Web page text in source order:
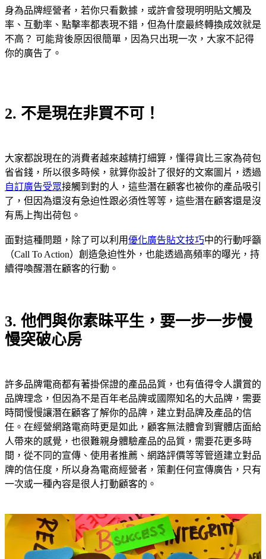
身為品牌經營者，若你只看數據，或許會發現明明貼文觸及
率、互動率、點擊率都表現不錯，但為什麼最終轉換成效就是
不高？ 可能背後原因很簡單，因為只出現一次，大家不記得
你的廣告了。
2. 不是現在非買不可！
大家都說現在的消費者越來越精打細算，懂得貨比三家為荷包
省省錢，所以很多時候，就算你設計了很好的文案圖片，透過
自訂廣告受眾接觸到對的人，這些潛在顧客也被你的產品吸引
了，但因為還沒有急迫性跟必須性等等，這些潛在顧客還是沒
有馬上掏出荷包。
面對這種問題，除了可以利用優化廣告貼文技巧中的行動呼籲
（Call To Action）創造急迫性外，也能透過高頻率的曝光，持
續得喚醒潛在顧客的行動。
3. 他們與你素昧平生，要一步一步慢
慢突破心房
許多品牌電商都有著掛保證的產品品質，也有值得令人讚賞的
品牌理念，但因為不是百年老品牌或國際知名的大品牌，需要
時間慢慢讓潛在顧客了解你的品牌，建立對品牌及產品的信
任。在經營網路電商時更是如此，顧客無法體會到實體店面給
人帶來的感覺，也很難親身體驗產品的品質，需要花更多時
間，從不同的宣傳、使用者推薦、網路評價等等管道建立對品
牌的信任度，所以身為電商經營者，策劃任何宣傳廣告，只有
一次或一種內容是很人打動顧客的。